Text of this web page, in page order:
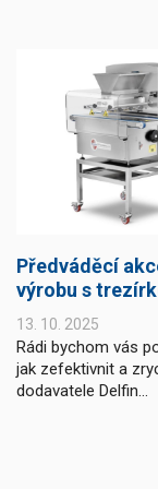
Předváděcí
výrobu s
13. 10. 2025
Rádi bychom vás
jak zefektivnit a
dodavatele Delfin...